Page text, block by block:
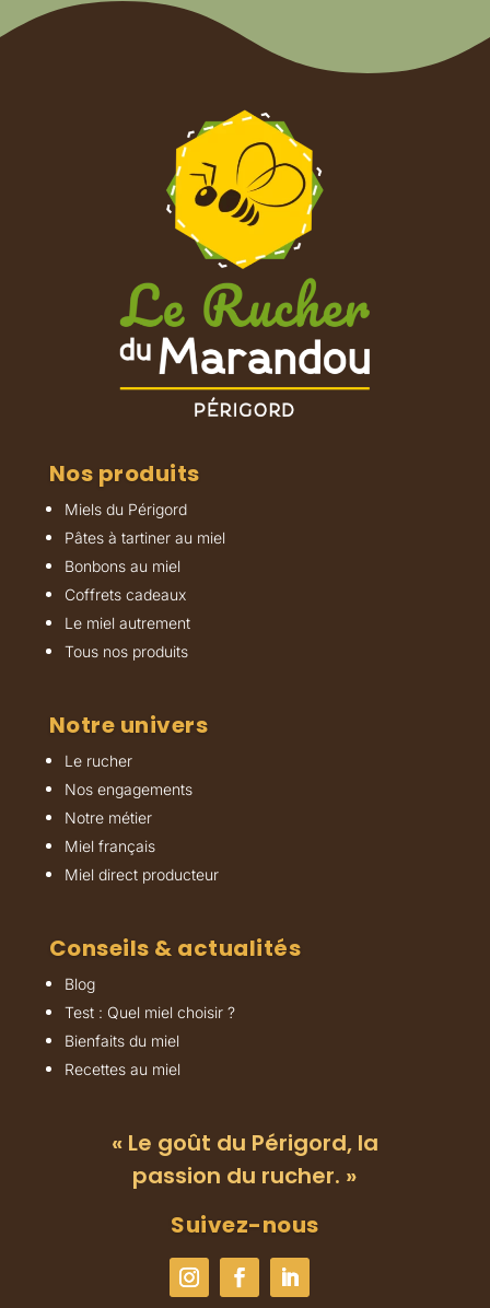
Nos produits
Miels du Périgord
Pâtes à tartiner au miel
Bonbons au miel
Coffrets cadeaux
Le miel autrement
Tous nos produits
Notre univers
Le rucher
Nos engagements
Notre métier
Miel français
Miel direct producteur
Conseils & actualités
Blog
Test : Quel miel choisir ?
Bienfaits du miel
Recettes au miel
« Le goût du Périgord, la
passion du rucher. »
Suivez-nous